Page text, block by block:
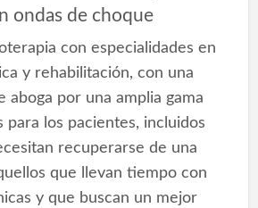
ondas de choque
con especialidades en
y rehabilitación, con una
aboga por una amplia gama
para los pacientes, incluidos
recuperarse de una
que llevan tiempo con
y que buscan un mejor